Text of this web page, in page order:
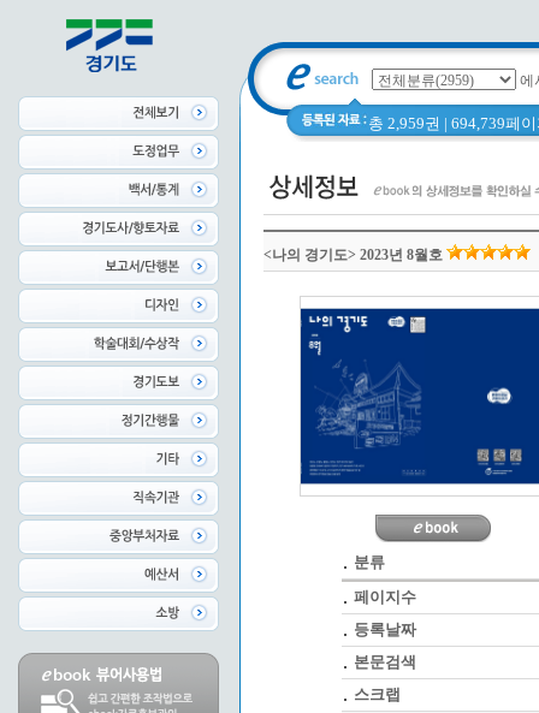
에
총 2,959권 | 694,739페
<나의 경기도> 2023년 8월호
분류
페이지수
등록날짜
본문검색
스크랩